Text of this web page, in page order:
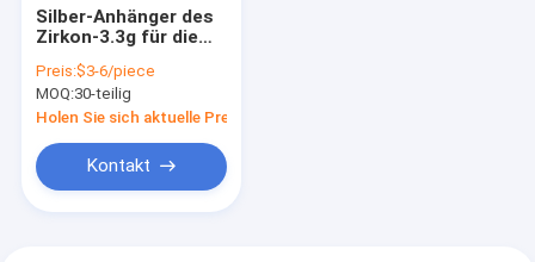
Silber-Anhänger des
Zirkon-3.3g für die
Polier
Preis:$3-6/piece
MOQ:30-teilig
Holen Sie sich aktuelle Preis
Kontakt